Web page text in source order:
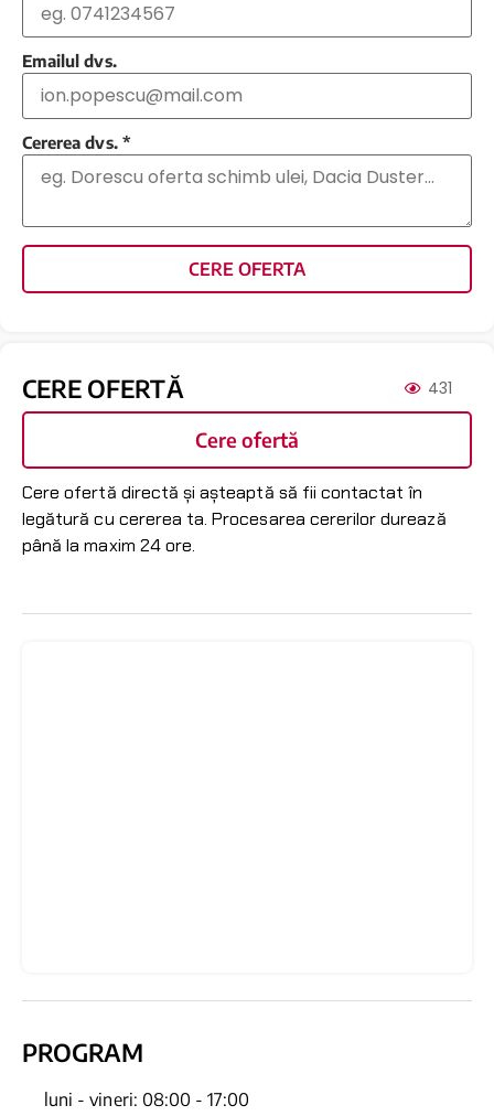
Emailul dvs.
Cererea dvs. *
CERE OFERTA
CERE OFERTĂ 431
Cere ofertă
Cere ofertă directă și așteaptă să fii contactat în
legătură cu cererea ta. Procesarea cererilor durează
până la maxim 24 ore.
PROGRAM
luni - vineri: 08:00 - 17:00